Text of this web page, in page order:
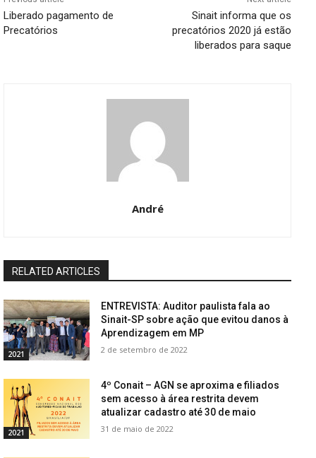
Liberado pagamento de
Precatórios
Sinait informa que os
precatórios 2020 já estão
liberados para saque
André
RELATED ARTICLES
2021
ENTREVISTA: Auditor paulista fala ao
Sinait-SP sobre ação que evitou danos à
Aprendizagem em MP
2 de setembro de 2022
2021
4º Conait – AGN se aproxima e filiados
sem acesso à área restrita devem
atualizar cadastro até 30 de maio
31 de maio de 2022